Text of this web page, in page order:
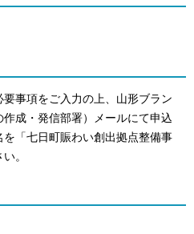
事項をご入力の上、山形ブラン
作成・発信部署）メールにて申込
「七日町賑わい創出拠点整備事
。